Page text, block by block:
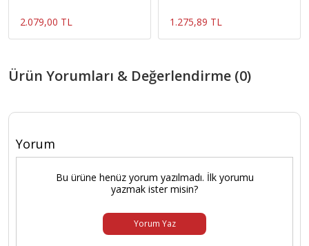
2.079,00 TL 1.275,89 TL
Ürün Yorumları & Değerlendirme (0)
Yorum
Bu ürüne henüz yorum yazılmadı. İlk yorumu
yazmak ister misin?
Yorum Yaz